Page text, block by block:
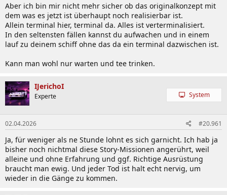
Aber ich bin mir nicht mehr sicher ob das originalkonzept mit
dem was es jetzt ist überhaupt noch realisierbar ist.
Allein terminal hier, terminal da. Alles ist verterminalisiert.
In den seltensten fällen kannst du aufwachen und in einem
lauf zu deinem schiff ohne das da ein terminal dazwischen ist.
Kann man wohl nur warten und tee trinken.
IJerichoI
Experte System
02.04.2026 #20.961
Ja, für weniger als ne Stunde lohnt es sich garnicht. Ich hab ja
bisher noch nichtmal diese Story-Missionen angerührt, weil
alleine und ohne Erfahrung und ggf. Richtige Ausrüstung
braucht man ewig. Und jeder Tod ist halt echt nervig, um
wieder in die Gänge zu kommen.